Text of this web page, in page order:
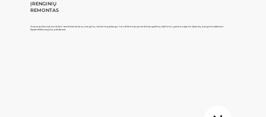
ĮRENGINIŲ
REMONTAS
Oras-oras šilumos siurbliai ir kondicionieriai su įrenginių remonto paslauga - tai užtikrintas sprendimas gedimų šalinimui, garantuojantis sklandų įrenginio veikimą ir
ilgaamžiškumą jūsų patalpose.